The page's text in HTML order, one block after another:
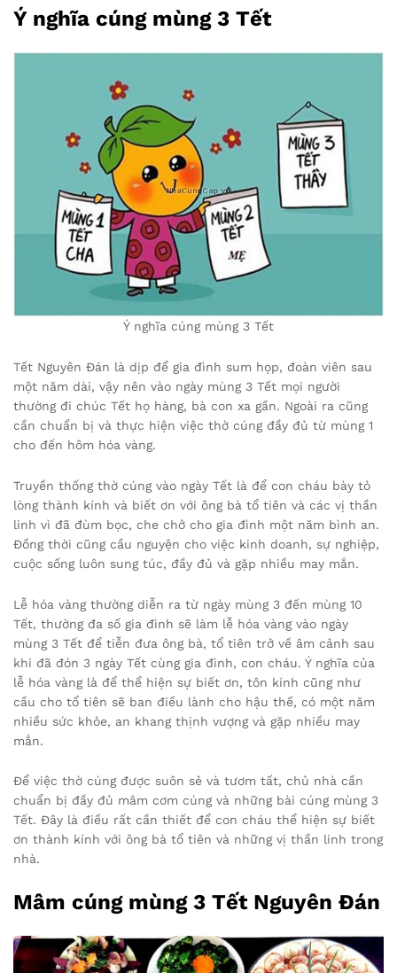
Ý nghĩa cúng mùng 3 Tết
Ý nghĩa cúng mùng 3 Tết
Tết Nguyên Đán là dịp để gia đình sum họp, đoàn viên sau
một năm dài, vậy nên vào ngày mùng 3 Tết mọi người
thường đi chúc Tết họ hàng, bà con xa gần. Ngoài ra cũng
cần chuẩn bị và thực hiện việc thờ cúng đầy đủ từ mùng 1
cho đến hôm hóa vàng.
Truyền thống thờ cúng vào ngày Tết là để con cháu bày tỏ
lòng thành kính và biết ơn với ông bà tổ tiên và các vị thần
linh vì đã đùm bọc, che chở cho gia đình một năm bình an.
Đồng thời cũng cầu nguyện cho việc kinh doanh, sự nghiệp,
cuộc sống luôn sung túc, đầy đủ và gặp nhiều may mắn.
Lễ hóa vàng thường diễn ra từ ngày mùng 3 đến mùng 10
Tết, thường đa số gia đình sẽ làm lễ hóa vàng vào ngày
mùng 3 Tết để tiễn đưa ông bà, tổ tiên trở về âm cảnh sau
khi đã đón 3 ngày Tết cùng gia đình, con cháu. Ý nghĩa của
lễ hóa vàng là để thể hiện sự biết ơn, tôn kính cũng như
cầu cho tổ tiên sẽ ban điều lành cho hậu thế, có một năm
nhiều sức khỏe, an khang thịnh vượng và gặp nhiều may
mắn.
Để việc thờ cúng được suôn sẻ và tươm tất, chủ nhà cần
chuẩn bị đầy đủ mâm cơm cúng và những bài cúng mùng 3
Tết. Đây là điều rất cần thiết để con cháu thể hiện sự biết
ơn thành kính với ông bà tổ tiên và những vị thần linh trong
nhà.
Mâm cúng mùng 3 Tết Nguyên Đán